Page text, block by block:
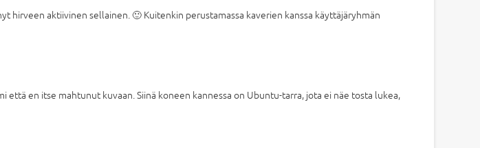
hirveen aktiivinen sellainen. 🙂 Kuitenkin perustamassa kaverien kanssa käyttäjäryhmän
että en itse mahtunut kuvaan. Siinä koneen kannessa on Ubuntu-tarra, jota ei näe tosta lukea,